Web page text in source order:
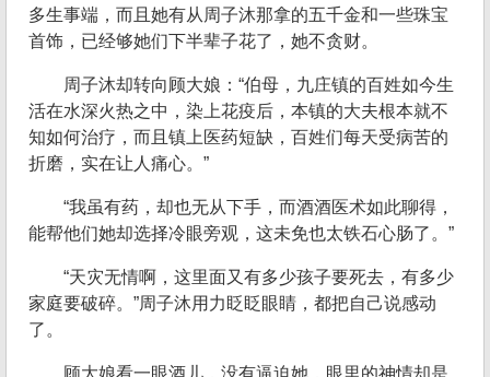
多生事端，而且她有从周子沐那拿的五千金和一些珠宝
首饰，已经够她们下半辈子花了，她不贪财。
周子沐却转向顾大娘：“伯母，九庄镇的百姓如今生
活在水深火热之中，染上花疫后，本镇的大夫根本就不
知如何治疗，而且镇上医药短缺，百姓们每天受病苦的
折磨，实在让人痛心。”
“我虽有药，却也无从下手，而酒酒医术如此聊得，
能帮他们她却选择冷眼旁观，这未免也太铁石心肠了。”
“天灾无情啊，这里面又有多少孩子要死去，有多少
家庭要破碎。”周子沐用力眨眨眼睛，都把自己说感动
了。